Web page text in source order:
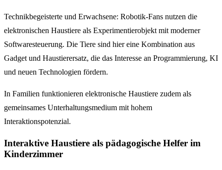
Technikbegeisterte und Erwachsene: Robotik-Fans nutzen die
elektronischen Haustiere als Experimentierobjekt mit moderner
Softwaresteuerung. Die Tiere sind hier eine Kombination aus
Gadget und Haustierersatz, die das Interesse an Programmierung, KI
und neuen Technologien fördern.
In Familien funktionieren elektronische Haustiere zudem als
gemeinsames Unterhaltungsmedium mit hohem
Interaktionspotenzial.
Interaktive Haustiere als pädagogische Helfer im
Kinderzimmer